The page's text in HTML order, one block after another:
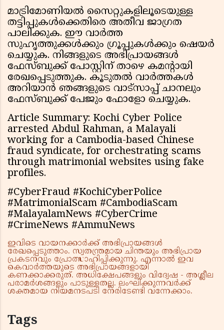
മാട്രിമോണിയൽ സൈറ്റുകളിലൂടെയുള്ള
തട്ടിപ്പുകൾക്കെതിരെ അതീവ ജാഗ്രത
പാലിക്കുക. ഈ വാർത്ത
സുഹൃത്തുക്കൾക്കും ഗ്രൂപ്പുകൾക്കും ഷെയർ
ചെയ്യുക. നിങ്ങളുടെ അഭിപ്രായങ്ങൾ
ഫേസ്ബുക്ക് പോസ്റ്റിന് താഴെ കമൻ്റായി
രേഖപ്പെടുത്തുക. കൂടുതൽ വാർത്തകൾ
അറിയാൻ ഞങ്ങളുടെ വാട്സാപ്പ് ചാനലും
ഫേസ്ബുക്ക് പേജും ഫോളോ ചെയ്യുക.
Article Summary: Kochi Cyber Police
arrested Abdul Rahman, a Malayali
working for a Cambodia-based Chinese
fraud syndicate, for orchestrating scams
through matrimonial websites using fake
profiles.
#CyberFraud #KochiCyberPolice
#MatrimonialScam #CambodiaScam
#MalayalamNews #CyberCrime
#CrimeNews #AmmuNews
ഇവിടെ വായനക്കാർക്ക് അഭിപ്രായങ്ങൾ
രേഖപ്പെടുത്താം. സ്വതന്ത്രമായ ചിന്തയും അഭിപ്രായ
പ്രകടനവും പ്രോത്സാഹിപ്പിക്കുന്നു. എന്നാൽ ഇവ
കെവാർത്തയുടെ അഭിപ്രായങ്ങളായി
കണക്കാക്കരുത്. അധിക്ഷേപങ്ങളും വിദ്വേഷ - അശ്ലീല
പരാമർശങ്ങളും പാടുള്ളതല്ല. ലംഘിക്കുന്നവർക്ക്
ശക്തമായ നിയമനടപടി നേരിടേണ്ടി വന്നേക്കാം.
Tags